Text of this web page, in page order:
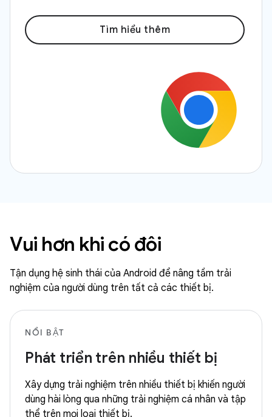
Tìm hiểu thêm
Vui hơn khi có đôi
Tận dụng hệ sinh thái của Android để nâng tầm trải
nghiệm của người dùng trên tất cả các thiết bị.
NỔI BẬT
Phát triển trên nhiều thiết bị
Xây dựng trải nghiệm trên nhiều thiết bị khiến người
dùng hài lòng qua những trải nghiệm cá nhân và tập
thể trên mọi loại thiết bị.